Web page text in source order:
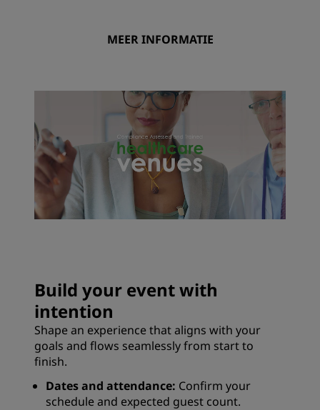
MEER INFORMATIE
Build your event with
intention
Shape an experience that aligns with your
goals and flows seamlessly from start to
finish.
Dates and attendance: Confirm your
schedule and expected guest count.